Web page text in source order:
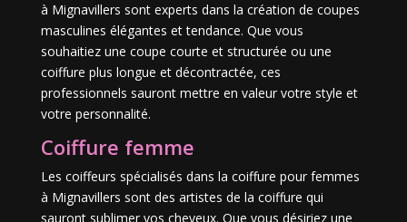
à Mignavillers sont experts dans la création de coupes
masculines élégantes et tendance. Que vous
souhaitiez une coupe courte et structurée ou une
coiffure plus longue et décontractée, ces
professionnels sauront mettre en valeur votre style et
votre personnalité.
Coiffure femme
Les coiffeurs spécialisés dans la coiffure pour femmes
à Mignavillers sont des artistes de la coiffure qui
sauront sublimer vos cheveux. Que vous désiriez une